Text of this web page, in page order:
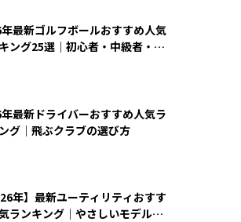
最新ゴルフボールおすすめ人気
ング25選｜初心者・中級者・上
最新ドライバーおすすめ人気ラ
グ｜飛ぶクラブの選び方
年】最新ユーティリティおすす
ランキング｜やさしいモデルの